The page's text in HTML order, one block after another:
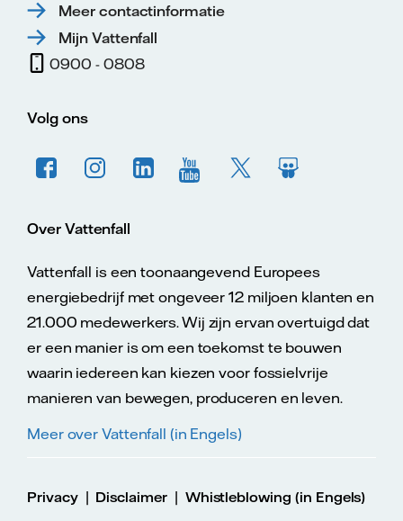
Meer contactinformatie
Mijn Vattenfall
0900 - 0808
Volg ons
Over Vattenfall
Vattenfall is een toonaangevend Europees
energiebedrijf met ongeveer 12 miljoen klanten en
21.000 medewerkers. Wij zijn ervan overtuigd dat
er een manier is om een toekomst te bouwen
waarin iedereen kan kiezen voor fossielvrije
manieren van bewegen, produceren en leven.
Meer over Vattenfall (in Engels)
Privacy| Disclaimer| Whistleblowing (in Engels)